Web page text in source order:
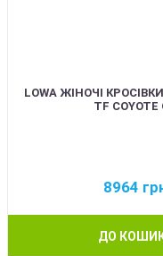
LOWA ЖІНОЧІ КРОСІВКИ
TF COYOTE
8964
ДО